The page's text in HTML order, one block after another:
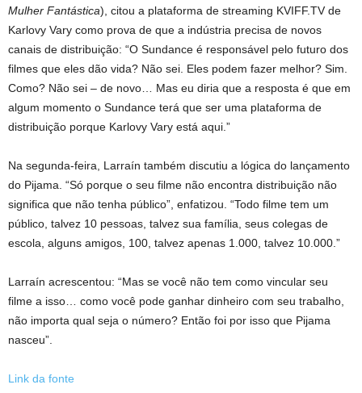
Mulher Fantástica), citou a plataforma de streaming KVIFF.TV de
Karlovy Vary como prova de que a indústria precisa de novos
canais de distribuição: “O Sundance é responsável pelo futuro dos
filmes que eles dão vida? Não sei. Eles podem fazer melhor? Sim.
Como? Não sei – de novo… Mas eu diria que a resposta é que em
algum momento o Sundance terá que ser uma plataforma de
distribuição porque Karlovy Vary está aqui.”
Na segunda-feira, Larraín também discutiu a lógica do lançamento
do Pijama. “Só porque o seu filme não encontra distribuição não
significa que não tenha público”, enfatizou. “Todo filme tem um
público, talvez 10 pessoas, talvez sua família, seus colegas de
escola, alguns amigos, 100, talvez apenas 1.000, talvez 10.000.”
Larraín acrescentou: “Mas se você não tem como vincular seu
filme a isso… como você pode ganhar dinheiro com seu trabalho,
não importa qual seja o número? Então foi por isso que Pijama
nasceu”.
Link da fonte